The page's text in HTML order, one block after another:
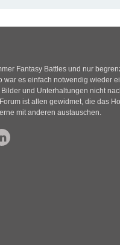
Fantasy Battles und nur
war es einfach notwendig wieder
und Unterhaltungen nicht
ist allen gewidmet, die das
mit anderen austauschen.